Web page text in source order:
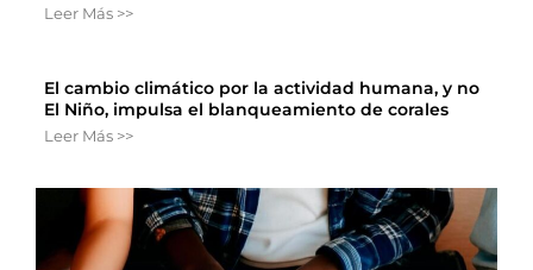
Leer Más >>
El cambio climático por la actividad humana, y no
El Niño, impulsa el blanqueamiento de corales
Leer Más >>